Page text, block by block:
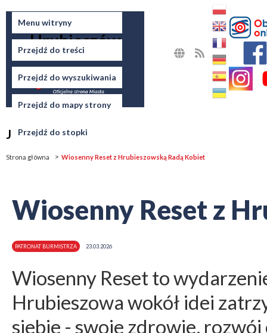
Menu witryny
Przejdź do treści
Przejdź do wyszukiwania
Przejdź do mapy strony
Przejdź do stopki
Miasto
Hrubieszów
Jesteś tutaj
Strona główna Wiosenny Reset z Hrubieszowską Radą Kobiet
Wiosenny Reset z
23.03.2026
PATRONAT BURMISTRZA
Wiosenny Reset to
Hrubieszowa wokół idei
siebie - swoje zdrowie,